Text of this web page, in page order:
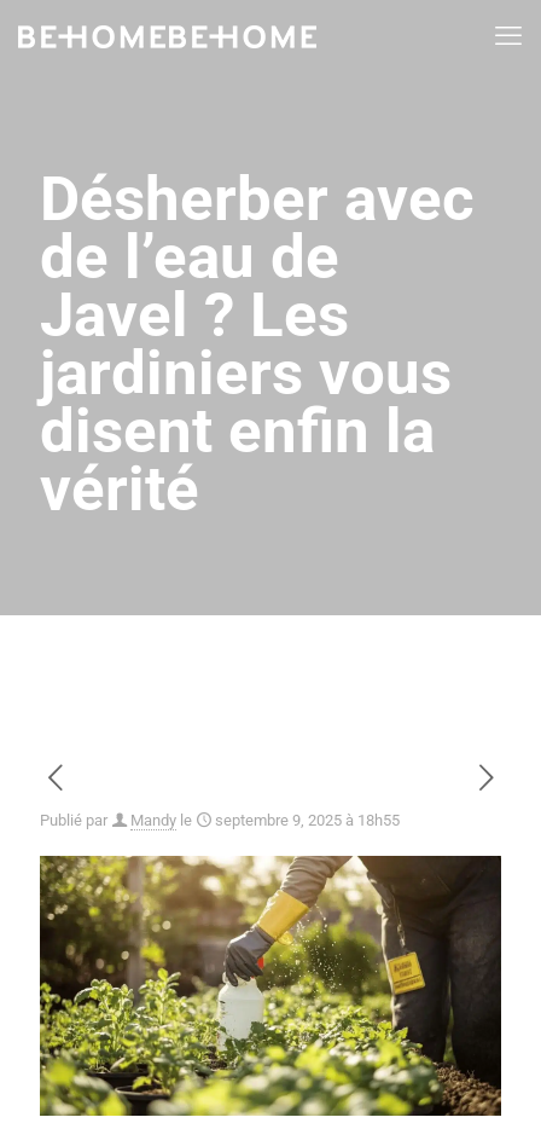
Désherber avec
de l’eau de
Javel ? Les
jardiniers vous
disent enfin la
vérité
Publié par Mandy le septembre 9, 2025 à 18h55